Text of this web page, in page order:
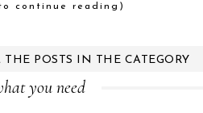
continue reading)
POSTS IN THE CATEGORY
you need